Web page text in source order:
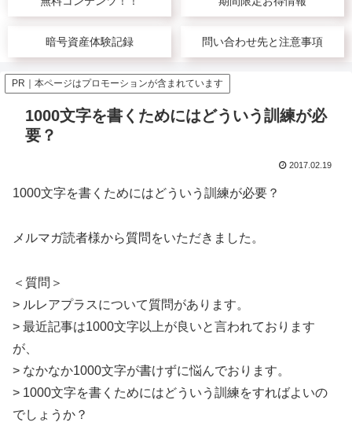
暗号資産体験記録 問い合わせ先と注意事項
PR｜本ページはプロモーションが含まれています
1000文字を書くためにはどういう訓練が必
要？
2017.02.19
1000文字を書くためにはどういう訓練が必要？
メルマガ読者様から質問をいただきました。
＜質問＞
> ルレアプラスについて質問があります。
> 最近記事は1000文字以上が良いと言われております
が、
> なかなか1000文字が書けずに悩んでおります。
> 1000文字を書くためにはどういう訓練をすればよいの
でしょうか？